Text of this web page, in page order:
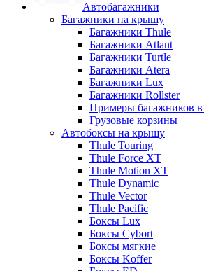
Автобагажники
Багажники на крышу
Багажники Thule
Багажники Atlant
Багажники Turtle
Багажники Atera
Багажники Lux
Багажники Rollster
Примеры багажников в
Грузовые корзины
Автобоксы на крышу
Thule Touring
Thule Force XT
Thule Motion XT
Thule Dynamic
Thule Vector
Thule Pacific
Боксы Lux
Боксы Cybort
Боксы мягкие
Боксы Koffer